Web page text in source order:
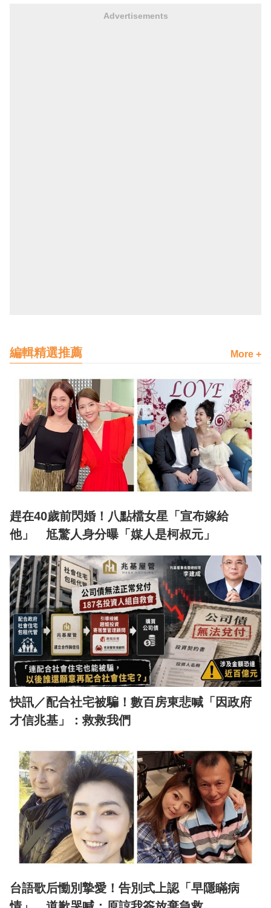
Advertisements
編輯精選推薦 More +
趕在40歲前閃婚！八點檔女星「宣布嫁給
他」 尪驚人身分曝「媒人是柯叔元」
快訊／配合社宅被騙！數百房東悲喊「因政府
才信兆基」：救救我們
台語歌后慟別摯愛！告別式上認「早隱瞞病